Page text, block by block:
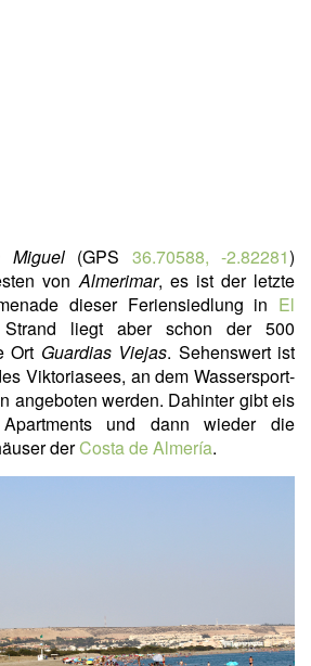
Miguel (GPS 36.70588, -2.82281)
vonAlmerimar, es ist der letzte
dieser Feriensiedlung in El
liegt aber schon der 500
Ort Guardias Viejas. Sehenswert ist
Viktoriasees, an dem Wassersport-
angeboten werden. Dahinter gibt eis
und dann wieder die
derCosta de Almería.